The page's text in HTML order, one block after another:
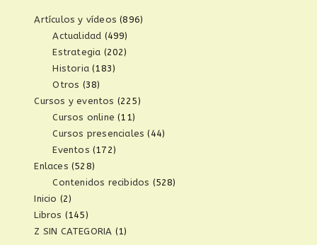
Artículos y vídeos (896)
Actualidad (499)
Estrategia (202)
Historia (183)
Otros (38)
Cursos y eventos (225)
Cursos online (11)
Cursos presenciales (44)
Eventos (172)
Enlaces (528)
Contenidos recibidos (528)
Inicio (2)
Libros (145)
Z SIN CATEGORIA (1)